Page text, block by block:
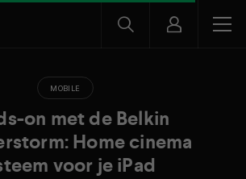
MOBILE
on met de Belkin
Home cinema
voor je iPad